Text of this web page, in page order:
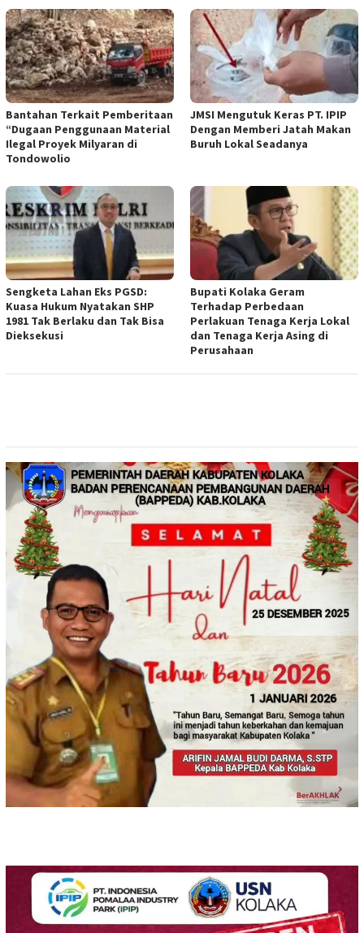
Bantahan Terkait Pemberitaan
“Dugaan Penggunaan Material
Ilegal Proyek Milyaran di
Tondowolio
JMSI Mengutuk Keras PT. IPIP
Dengan Memberi Jatah Makan
Buruh Lokal Seadanya
Sengketa Lahan Eks PGSD:
Kuasa Hukum Nyatakan SHP
1981 Tak Berlaku dan Tak Bisa
Dieksekusi
Bupati Kolaka Geram
Terhadap Perbedaan
Perlakuan Tenaga Kerja Lokal
dan Tenaga Kerja Asing di
Perusahaan